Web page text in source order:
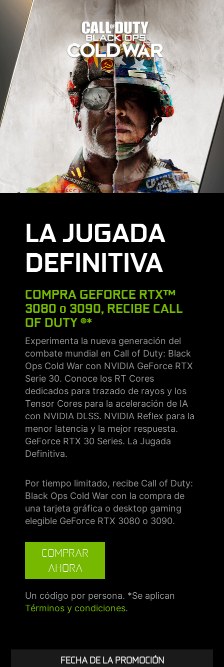
LA JUGADA
DEFINITIVA
COMPRA GEFORCE RTX™
3080 o 3090, RECIBE CALL
OF DUTY ®*
Experimenta la nueva generación del
combate mundial en Call of Duty: Black
Ops Cold War con NVIDIA GeForce RTX
Serie 30. Conoce los RT Cores
dedicados para trazado de rayos y los
Tensor Cores para la aceleración de IA
con NVIDIA DLSS. NVIDIA Reflex para la
menor latencia y la mejor respuesta.
GeForce RTX 30 Series. La Jugada
Definitiva.
Por tiempo limitado, recibe Call of Duty:
Black Ops Cold War con la compra de
una tarjeta gráfica o desktop gaming
elegible GeForce RTX 3080 o 3090.
COMPRAR
AHORA
Un código por persona. *Se aplican
Términos y condiciones.
FECHA DE LA PROMOCIÓN